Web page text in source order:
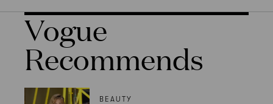
Vogue
Recommends
BEAUTY